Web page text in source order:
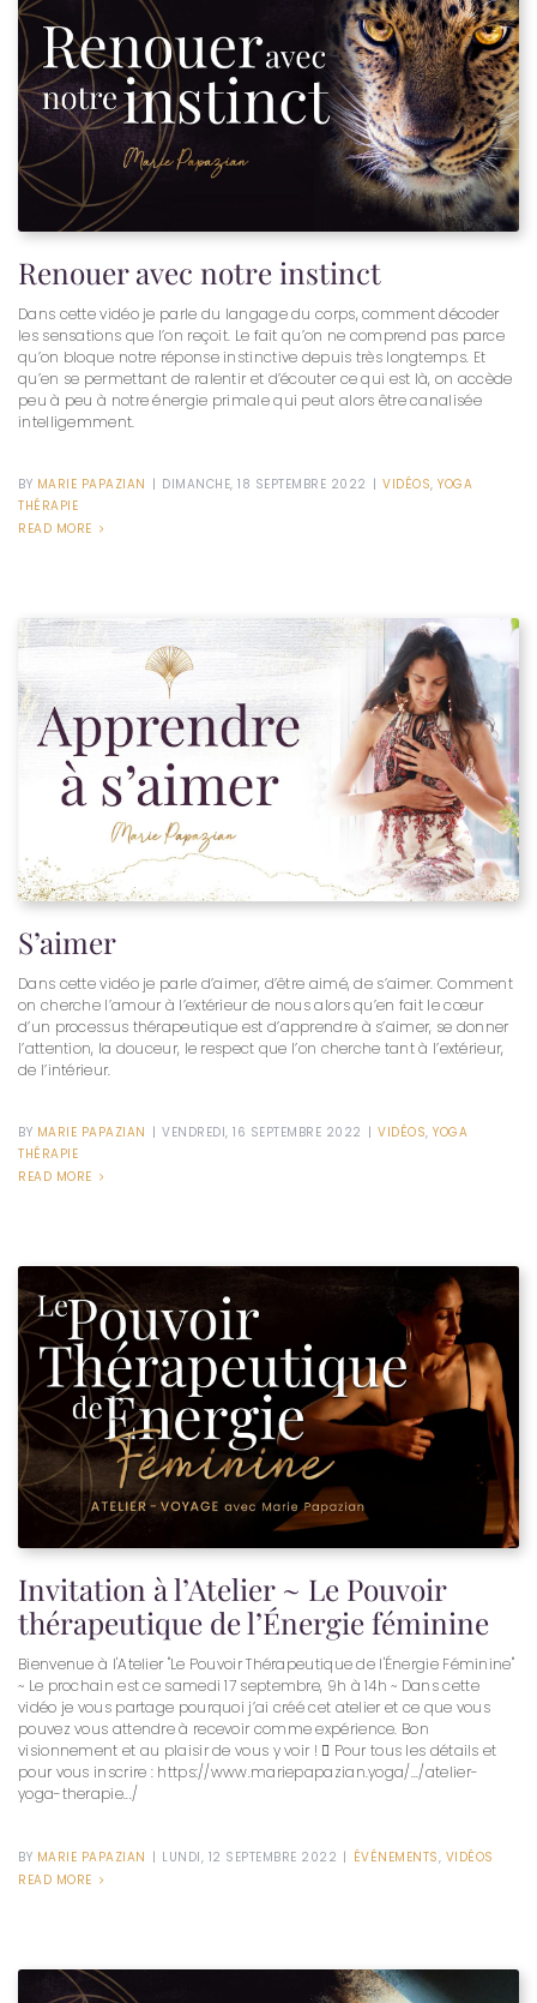
Renouer avec notre instinct
Dans cette vidéo je parle du langage du corps, comment décoder
les sensations que l’on reçoit. Le fait qu’on ne comprend pas parce
qu’on bloque notre réponse instinctive depuis très longtemps. Et
qu’en se permettant de ralentir et d’écouter ce qui est là, on accède
peu à peu à notre énergie primale qui peut alors être canalisée
intelligemment.
BY MARIE PAPAZIAN | DIMANCHE, 18 SEPTEMBRE 2022 | VIDÉOS, YOGA
THÉRAPIE
READ MORE
S’aimer
Dans cette vidéo je parle d’aimer, d’être aimé, de s’aimer. Comment
on cherche l’amour à l’extérieur de nous alors qu’en fait le cœur
d’un processus thérapeutique est d’apprendre à s’aimer, se donner
l’attention, la douceur, le respect que l’on cherche tant à l’extérieur,
de l’intérieur.
BY MARIE PAPAZIAN | VENDREDI, 16 SEPTEMBRE 2022 | VIDÉOS, YOGA
THÉRAPIE
READ MORE
Invitation à l’Atelier ~ Le Pouvoir
thérapeutique de l’Énergie féminine
Bienvenue à l'Atelier "Le Pouvoir Thérapeutique de l'Énergie Féminine"
~ Le prochain est ce samedi 17 septembre, 9h à 14h ~‍‍‍‍‍ Dans cette
vidéo je vous partage pourquoi j’ai créé cet atelier et ce que vous
pouvez vous attendre à recevoir comme expérience. ‍‍Bon
visionnement et au plaisir de vous y voir ! ‍‍‍‍‍‍⚘ Pour tous les détails et
pour vous inscrire : https://www.mariepapazian.yoga/.../atelier-
yoga-therapie.../
BY MARIE PAPAZIAN | LUNDI, 12 SEPTEMBRE 2022 | ÉVÉNEMENTS, VIDÉOS
READ MORE